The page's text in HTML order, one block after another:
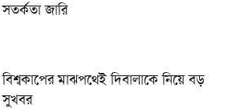
সতর্কতা জা‌রি
বিশ্বকাপের মাঝপথেই দিবালাকে নিয়ে বড়
সুখবর